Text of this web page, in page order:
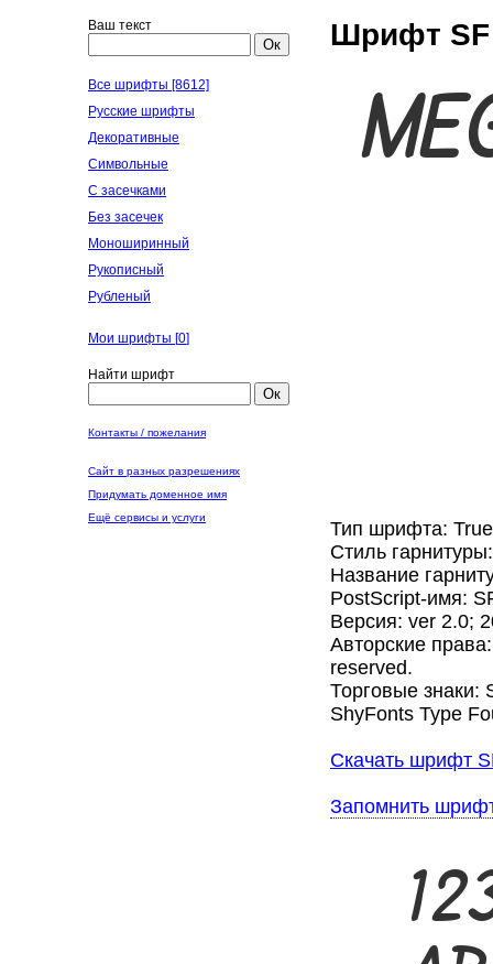
Ваш текст
Ок
Все шрифты [8612]
Русские шрифты
Декоративные
Символьные
С засечками
Без засечек
Моноширинный
Рукописный
Рубленый
Мои шрифты [0]
Найти шрифт
Ок
Контакты / пожелания
Сайт в разных разрешениях
Придумать доменное имя
Ещё сервисы и услуги
Шрифт SF
Тип шрифта:
Стиль
Название
PostScript-имя:
Версия: ver 2.0;
Авторские
reserved.
Торговые знаки:
ShyFonts Type
Скачать шрифт
Запомнить